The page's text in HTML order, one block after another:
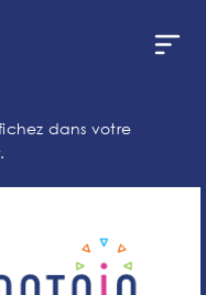
dans votre